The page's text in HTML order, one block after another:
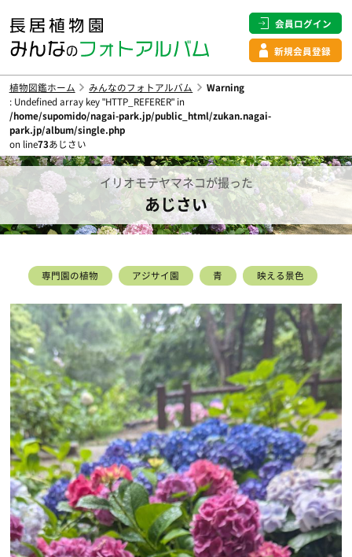
会員ログイン
新規会員登録
植物図鑑ホーム みんなのフォトアルバム
Warning
: Undefined array key "HTTP_REFERER" in
/home/supomido/nagai-park.jp/public_html/zukan.nagai-
park.jp/album/single.php
on line73あじさい
イリオモテヤマネコが撮った
あじさい
専門園の植物 アジサイ園 青 映える景色